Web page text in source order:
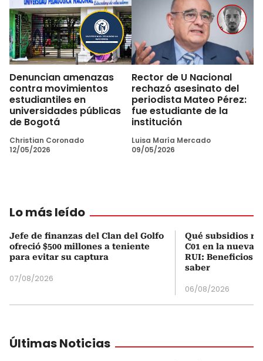
Denuncian amenazas
contra movimientos
estudiantiles en
universidades públicas
de Bogotá
Christian Coronado
12/05/2026
Rector de U Nacional
rechazó asesinato del
periodista Mateo Pérez:
fue estudiante de la
institución
Luisa María Mercado
09/05/2026
Lo más leído
Jefe de finanzas del Clan del Golfo
ofreció $500 millones a teniente
para evitar su captura
07/08/2026
Qué subsidios
C01 en la nueva
RUI: Beneficios
saber
06/08/2026
Últimas Noticias